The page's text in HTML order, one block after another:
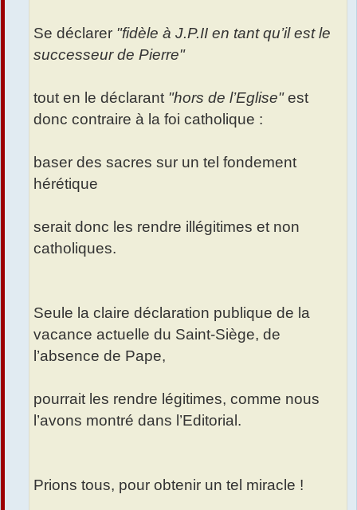
Se déclarer "fidèle à J.P.II en tant qu’il est le
successeur de Pierre"
tout en le déclarant "hors de l’Eglise"est
donc contraire à la foi catholique :
baser des sacres sur un tel fondement
hérétique
serait donc les rendre illégitimes et non
catholiques.
Seule la claire déclaration publique de la
vacance actuelle du Saint-Siège, de
l’absence de Pape,
pourrait les rendre légitimes, comme nous
l’avons montré dans l’Editorial.
Prions tous, pour obtenir un tel miracle !